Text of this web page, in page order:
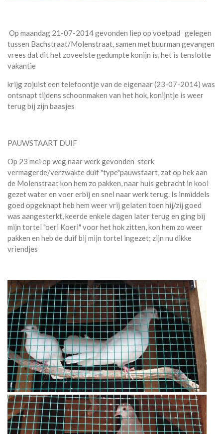
Op maandag 21-07-2014 gevonden liep op voetpad gelegen
tussen Bachstraat/Molenstraat, samen met buurman gevangen
vrees dat dit het zoveelste gedumpte konijn is, het is tenslotte
vakantie
krijg zojuist een telefoontje van de eigenaar (23-07-2014) was
ontsnapt tijdens schoonmaken van het hok, konijntje is weer
terug bij zijn baasjes
PAUWSTAART DUIF
Op 23 mei op weg naar werk gevonden sterk
vermagerde/verzwakte duif "type"pauwstaart, zat op hek aan
de Molenstraat kon hem zo pakken, naar huis gebracht in kooi
gezet water en voer erbij en snel naar werk terug. Is inmiddels
goed opgeknapt heb hem weer vrij gelaten toen hij/zij goed
was aangesterkt, keerde enkele dagen later terug en ging bij
mijn tortel "oeri Koeri" voor het hok zitten, kon hem zo weer
pakken en heb de duif bij mijn tortel ingezet; zijn nu dikke
vriendjes